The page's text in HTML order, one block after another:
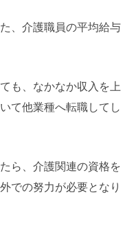
、介護職員の平均給与
も、なかなか収入を上
て他業種へ転職してし
ら、介護関連の資格を
での努力が必要となり